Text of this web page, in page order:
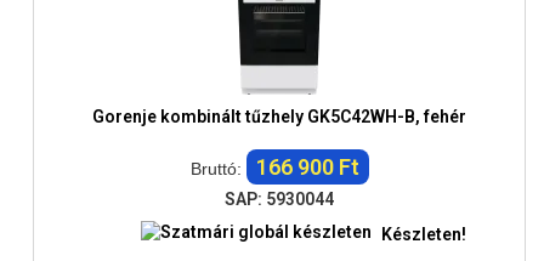
Gorenje kombinált tűzhely GK5C42WH-B, fehér
Bruttó: 166 900 Ft
SAP: 5930044
Készleten!